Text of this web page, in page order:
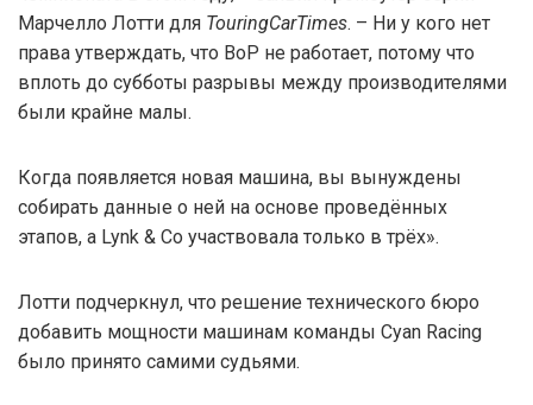
Марчелло Лотти для TouringCarTimes. – Ни у кого нет
права утверждать, что BoP не работает, потому что
вплоть до субботы разрывы между производителями
были крайне малы.
Когда появляется новая машина, вы вынуждены
собирать данные о ней на основе проведённых
этапов, а Lynk & Co участвовала только в трёх».
Лотти подчеркнул, что решение технического бюро
добавить мощности машинам команды Cyan Racing
было принято самими судьями.